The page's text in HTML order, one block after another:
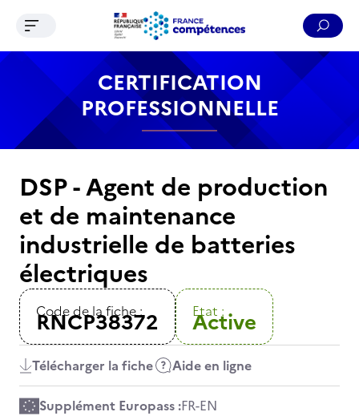
Contenu Recherche Menu Pied de page
Ouvrir le menu de navigation
CERTIFICATION
PROFESSIONNELLE
DSP - Agent de production
et de maintenance
industrielle de batteries
électriques
Code de la fiche :
RNCP38372 Etat :
Active
Télécharger la fiche Aide en ligne
Supplément Europass :FR-EN